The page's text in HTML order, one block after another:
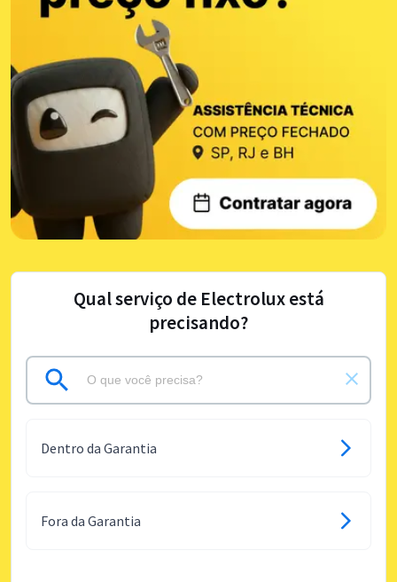
Qual serviço de Electrolux está
precisando?
Dentro da Garantia
Fora da Garantia